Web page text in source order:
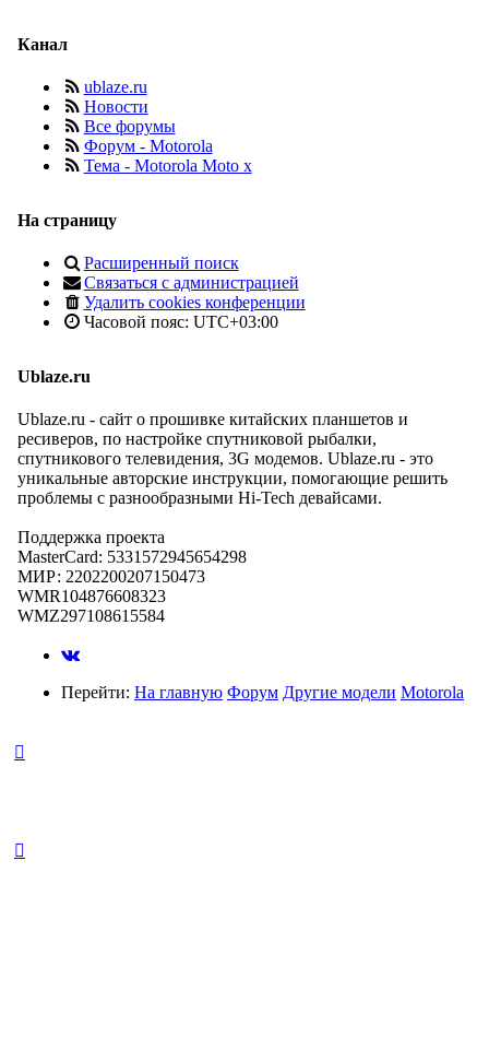
Канал
ublaze.ru
Новости
Все форумы
Форум - Motorola
Тема - Motorola Moto x
На страницу
Расширенный поиск
Связаться с администрацией
Удалить cookies конференции
Часовой пояс: UTC+03:00
Ublaze.ru
Ublaze.ru - сайт о прошивке китайских планшетов и
ресиверов, по настройке спутниковой рыбалки,
спутникового телевидения, 3G модемов. Ublaze.ru - это
уникальные авторские инструкции, помогающие решить
проблемы с разнообразными Hi-Tech девайсами.
Поддержка проекта
MasterCard: 5331572945654298
МИР: 2202200207150473
WMR104876608323
WMZ297108615584
Перейти: На главную Форум Другие модели Motorola